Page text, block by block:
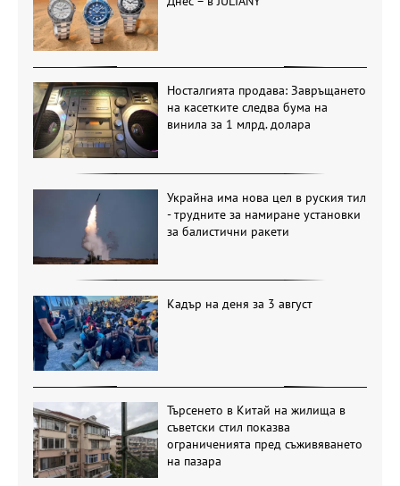
Носталгията продава: Завръщането
на касетките следва бума на
винила за 1 млрд. долара
Украйна има нова цел в руския тил
- трудните за намиране установки
за балистични ракети
Кадър на деня за 3 август
Търсенето в Китай на жилища в
съветски стил показва
ограниченията пред съживяването
на пазара